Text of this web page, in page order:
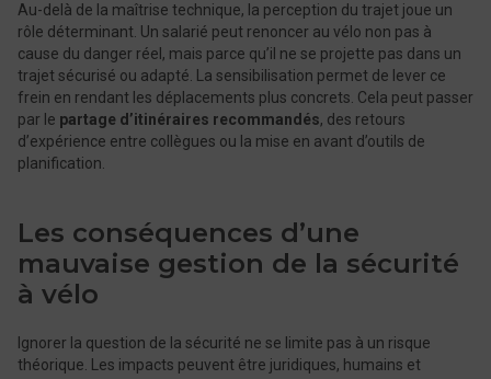
Au-delà de la maîtrise technique, la perception du trajet joue un
rôle déterminant. Un salarié peut renoncer au vélo non pas à
cause du danger réel, mais parce qu’il ne se projette pas dans un
trajet sécurisé ou adapté. La sensibilisation permet de lever ce
frein en rendant les déplacements plus concrets. Cela peut passer
par le partage d’itinéraires recommandés, des retours
d’expérience entre collègues ou la mise en avant d’outils de
planification.
Les conséquences d’une
mauvaise gestion de la sécurité
à vélo
Ignorer la question de la sécurité ne se limite pas à un risque
théorique. Les impacts peuvent être juridiques, humains et